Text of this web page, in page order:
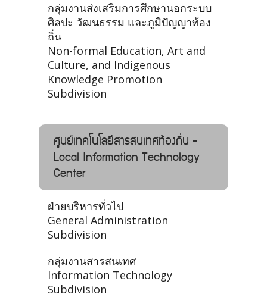
กลุ่มงานส่งเสริมการศึกษานอกระบบ
ศิลปะ วัฒนธรรม และภูมิปัญญาท้อง
ถิ่น
Non-formal Education, Art and
Culture, and Indigenous
Knowledge Promotion
Subdivision
ศูนย์เทคโนโลยีสารสนเทศท้องถิ่น -
Local Information Technology
Center
ฝ่ายบริหารทั่วไป
General Administration
Subdivision
กลุ่มงานสารสนเทศ
Information Technology
Subdivision